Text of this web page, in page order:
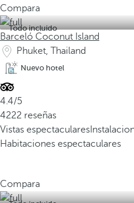
Compara
Todo incluido
Barceló Coconut Island
Phuket, Thailand
Nuevo hotel
4.4/5
4222 reseñas
Vistas espectaculares
Habitaciones espectaculares
Compara